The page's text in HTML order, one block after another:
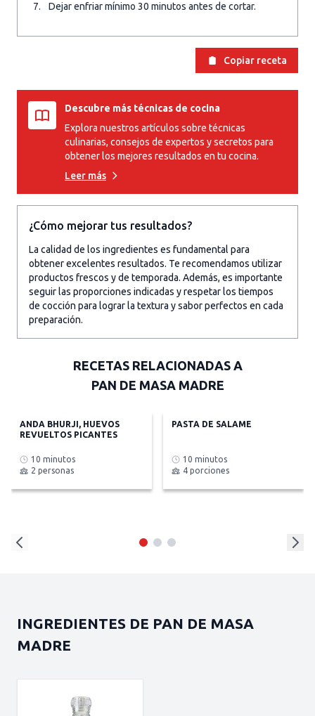
Dejar enfriar mínimo 30 minutos antes de cortar.
Copiar receta
Descubre más técnicas de cocina
Explora nuestros artículos sobre técnicas
culinarias, consejos de expertos y secretos para
obtener los mejores resultados en tu cocina.
Leer más
¿Cómo mejorar tus resultados?
La calidad de los ingredientes es fundamental para
obtener excelentes resultados. Te recomendamos utilizar
productos frescos y de temporada. Además, es importante
seguir las proporciones indicadas y respetar los tiempos
de cocción para lograr la textura y sabor perfectos en cada
preparación.
RECETAS RELACIONADAS A
PAN DE MASA MADRE
ANDA BHURJI, HUEVOS
REVUELTOS PICANTES
10 minutos
2 personas
PASTA DE SALAME
10 minutos
4 porciones
INGREDIENTES DE PAN DE MASA
MADRE